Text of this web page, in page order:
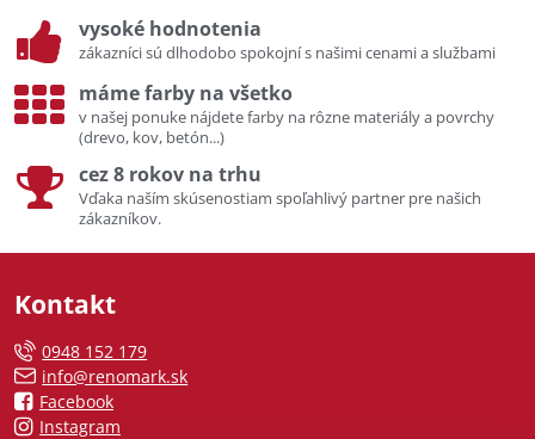
vysoké hodnotenia
zákazníci sú dlhodobo spokojní s našimi cenami a službami
máme farby na všetko
v našej ponuke nájdete farby na rôzne materiály a povrchy
(drevo, kov, betón...)
cez 8 rokov na trhu
Vďaka naším skúsenostiam spoľahlivý partner pre našich
zákazníkov.
Kontakt
0948 152 179
info@renomark.sk
Facebook
Instagram